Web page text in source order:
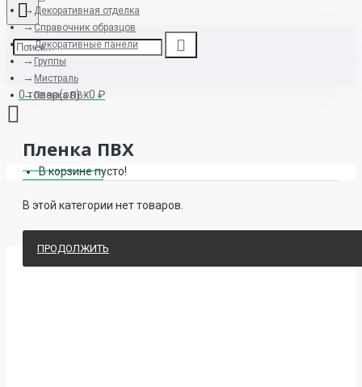
0 товар(ов) - 0 ₽
В корзине пусто!
Декоративная отделка
Справочник образцов
Декоративные панели
Группы
Мистраль
Пленка ПВХ
Пленка ПВХ
В этой категории нет товаров.
ПРОДОЛЖИТЬ